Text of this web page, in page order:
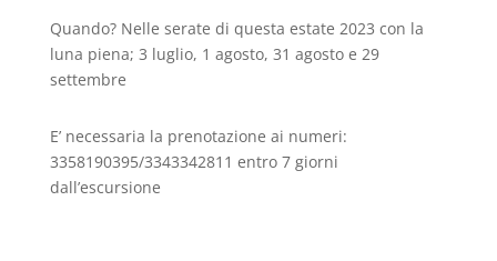
Quando? Nelle serate di questa estate 2023 con la
luna piena; 3 luglio, 1 agosto, 31 agosto e 29
settembre
E’ necessaria la prenotazione ai numeri:
3358190395/3343342811 entro 7 giorni
dall’escursione